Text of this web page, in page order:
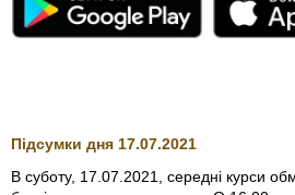
Підсумки дня 17.07.2021
В суботу, 17.07.2021, середні курси